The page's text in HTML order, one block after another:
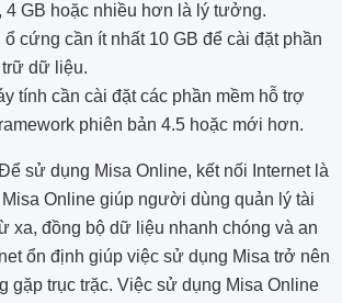
4 GB hoặc nhiều hơn là lý tưởng.
cứng cần ít nhất 10 GB để cài đặt phần
dữ liệu.
tính cần cài đặt các phần mềm hỗ trợ
phiên bản 4.5 hoặc mới hơn.
sử dụng Misa Online, kết nối Internet là
Online giúp người dùng quản lý tài
xa, đồng bộ dữ liệu nhanh chóng và an
ổn định giúp việc sử dụng Misa trở nên
gặp trục trặc. Việc sử dụng Misa Online